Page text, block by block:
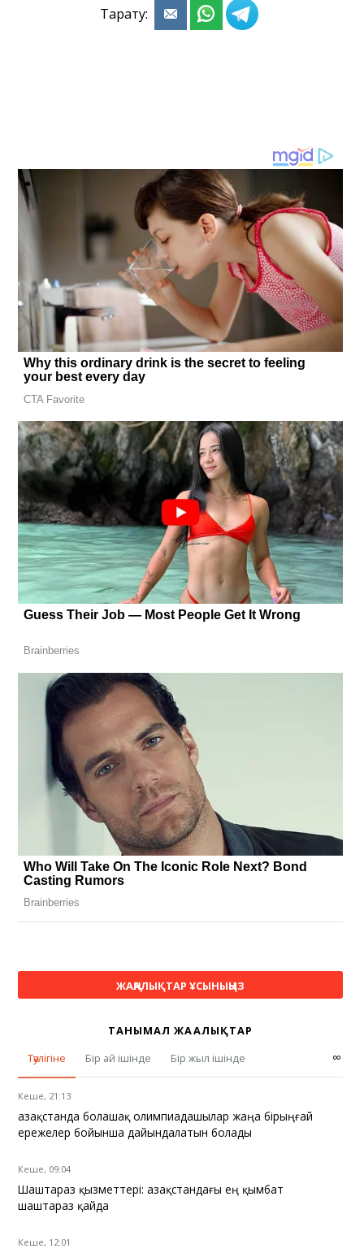
Тарату:
ЖАҢАЛЫҚТАР ҰСЫНЫҢЫЗ
ТАНЫМАЛ ЖАҢАЛЫҚТАР
Тәулігіне
Бір ай ішінде Бір жыл ішінде ∞
Кеше, 21:13
Қазақстанда болашақ олимпиадашылар жаңа бірыңғай
ережелер бойынша дайындалатын болады
Кеше, 09:04
Шаштараз қызметтері: Қазақстандағы ең қымбат
шаштараз қайда
Кеше, 12:01